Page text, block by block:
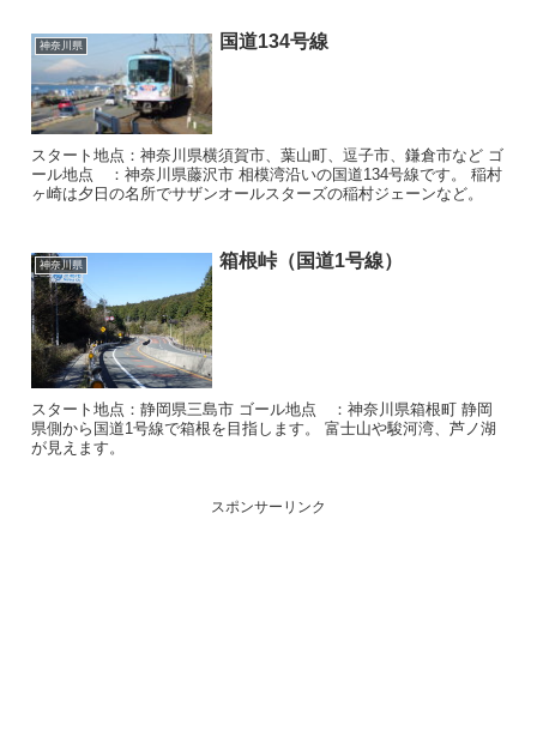
神奈川県 国道134号線
スタート地点：神奈川県横須賀市、葉山町、逗子市、鎌倉市など ゴ
ール地点 ：神奈川県藤沢市 相模湾沿いの国道134号線です。 稲村
ヶ崎は夕日の名所でサザンオールスターズの稲村ジェーンなど。
神奈川県 箱根峠（国道1号線）
スタート地点：静岡県三島市 ゴール地点 ：神奈川県箱根町 静岡
県側から国道1号線で箱根を目指します。 富士山や駿河湾、芦ノ湖
が見えます。
スポンサーリンク